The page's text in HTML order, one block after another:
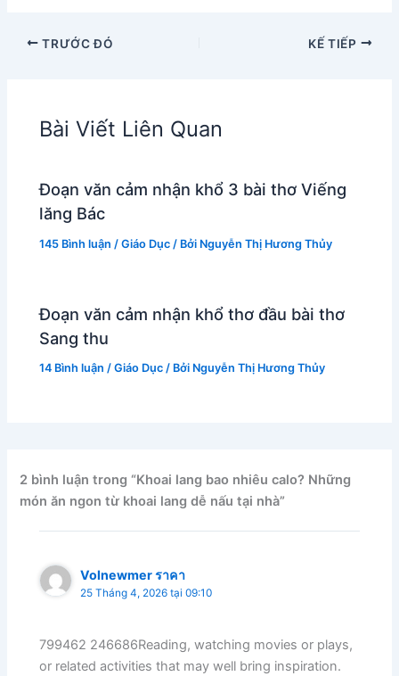
TRƯỚC ĐÓ KẾ TIẾP
Bài Viết Liên Quan
Đoạn văn cảm nhận khổ 3 bài thơ Viếng
lăng Bác
145 Bình luận /Giáo Dục / Bởi Nguyễn Thị Hương Thủy
Đoạn văn cảm nhận khổ thơ đầu bài thơ
Sang thu
14 Bình luận /Giáo Dục / Bởi Nguyễn Thị Hương Thủy
2 bình luận trong “Khoai lang bao nhiêu calo? Những
món ăn ngon từ khoai lang dễ nấu tại nhà”
Volnewmer ราคา
25 Tháng 4, 2026 tại 09:10
799462 246686Reading, watching movies or plays,
or related activities that may well bring inspiration.